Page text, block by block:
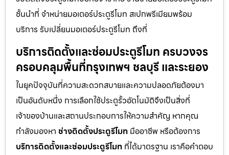
ชั้นนำที่ จำหน่ายมอเตอร์ประตูรีโมท สเปกพรีเมียมพร้อม
บริการ รับเปลี่ยนมอเตอร์ประตูรีโมท ถึงที่
บริการติดตั้งและซ่อมประตูรีโมท ครบวงจร
ครอบคลุมพื้นที่กรุงเทพฯ ชลบุรี และระยอง
ในยุคปัจจุบันที่ความสะดวกสบายและความปลอดภัยต้องมา
เป็นอันดับหนึ่ง การเลือกใช้ประตูรั้วอัตโนมัติจึงเป็นสิ่งที่
เจ้าของบ้านและสถานประกอบการให้ความสำคัญ หากคุณ
กำลังมองหา ช่างติดตั้งประตูรีโมท มืออาชีพ หรือต้องการ
บริการติดตั้งและซ่อมประตูรีโมท ที่ได้มาตรฐาน เราคือคำตอบ